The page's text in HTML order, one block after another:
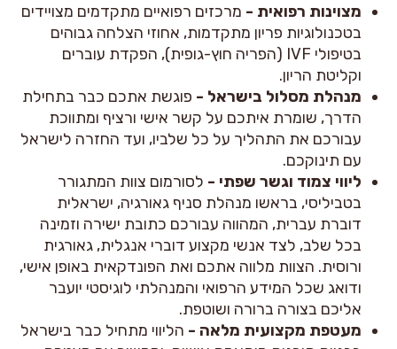
מצוינות רפואית - מרכזים רפואיים מתקדמים מצויידים
בטכנולוגיות פריון מתקדמות, אחוזי הצלחה גבוהים
בטיפולי IVF (הפריה חוץ-גופית), הפקדת עוברים
וקליטת הריון.
מנהלת מסלול בישראל - פוגשת אתכם כבר בתחילת
הדרך, שומרת איתכם על קשר אישי ורציף ומתווכת
עבורכם את התהליך על כל שלביו, ועד החזרה לישראל
עם תינוקכם.
ליווי צמוד וגשר שפתי - לסורמום צוות המתגורר
בטביליסי, בראשו מנהלת סניף גאורגיה, ישראלית
דוברת עברית, המהווה עבורכם כתובת ישירה וזמינה
בכל שלב, לצד אנשי מקצוע דוברי אנגלית, גאורגית
ורוסית. הצוות מלווה אתכם ואת הפונדקאית באופן אישי,
ודואג שכל המידע הרפואי והמנהלתי לוגיסטי יועבר
אליכם בצורה ברורה ושוטפת.
מעטפת מקצועית מלאה - הליווי מתחיל כבר בישראל